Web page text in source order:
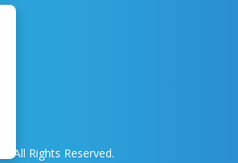
All Rights Reserved.